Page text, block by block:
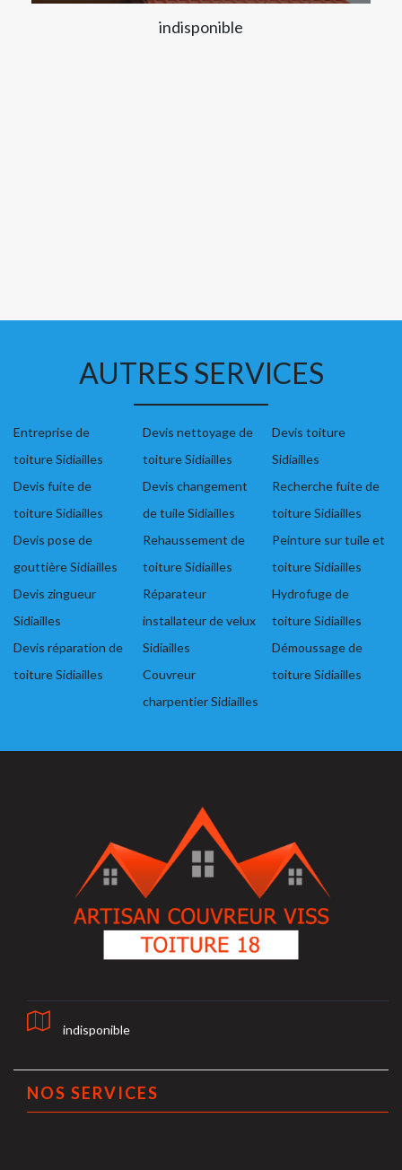
indisponible
AUTRES SERVICES
Entreprise de
toiture Sidiailles
Devis fuite de
toiture Sidiailles
Devis pose de
gouttière Sidiailles
Devis zingueur
Sidiailles
Devis réparation de
toiture Sidiailles
Devis nettoyage de
toiture Sidiailles
Devis changement
de tuile Sidiailles
Rehaussement de
toiture Sidiailles
Réparateur
installateur de velux
Sidiailles
Couvreur
charpentier Sidiailles
Devis toiture
Sidiailles
Recherche fuite de
toiture Sidiailles
Peinture sur tuile et
toiture Sidiailles
Hydrofuge de
toiture Sidiailles
Démoussage de
toiture Sidiailles
indisponible
NOS SERVICES